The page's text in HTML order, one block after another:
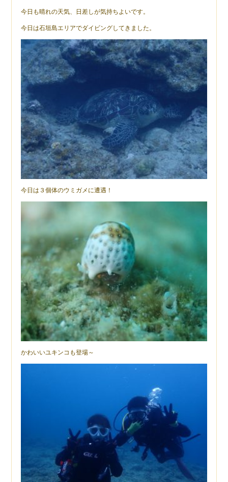
今日も晴れの天気、日差しが気持ちよいです。
今日は石垣島エリアでダイビングしてきました。
今日は３個体のウミガメに遭遇！
かわいいユキンコも登場～